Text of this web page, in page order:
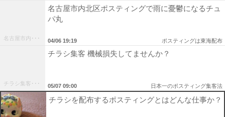
名古屋市内･･･
名古屋市内北区ポスティングで雨に憂鬱になるチュ
パ丸
04/06 19:19 ポスティングは東海配布
チラシ集客･･･
チラシ集客 機械損失してませんか？
05/07 09:00 日本一のポスティング集客法
チラシを配布するポスティングとはどんな仕事か？